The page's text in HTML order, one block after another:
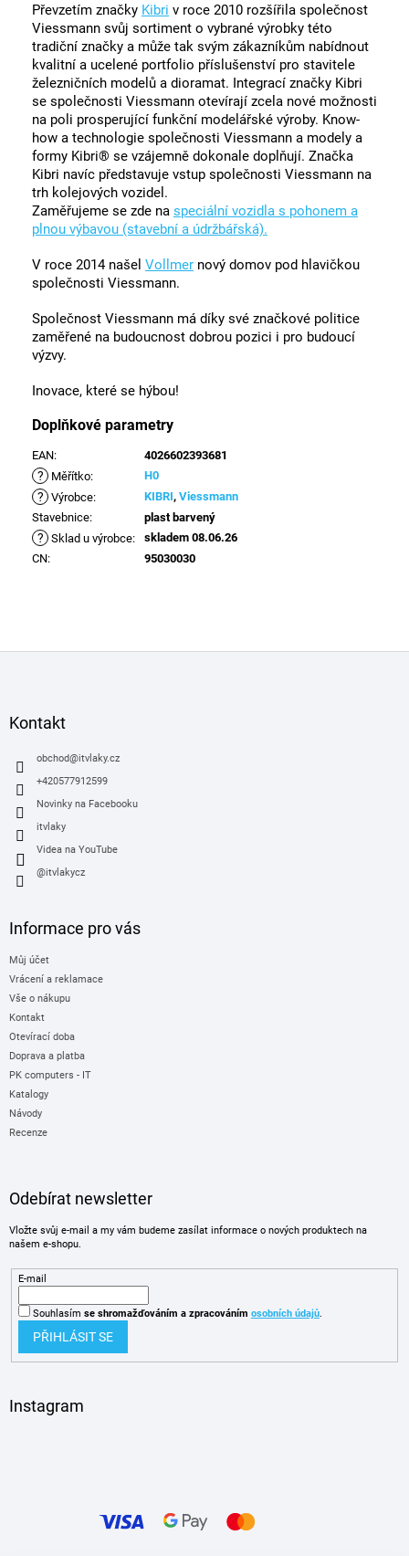
Převzetím značky Kibri v roce 2010 rozšířila společnost
Viessmann svůj sortiment o vybrané výrobky této
tradiční značky a může tak svým zákazníkům nabídnout
kvalitní a ucelené portfolio příslušenství pro stavitele
železničních modelů a dioramat. Integrací značky Kibri
se společnosti Viessmann otevírají zcela nové možnosti
na poli prosperující funkční modelářské výroby. Know-
how a technologie společnosti Viessmann a modely a
formy Kibri® se vzájemně dokonale doplňují. Značka
Kibri navíc představuje vstup společnosti Viessmann na
trh kolejových vozidel.
Zaměřujeme se zde na speciální vozidla s pohonem a
plnou výbavou (stavební a údržbářská).
V roce 2014 našel Vollmer nový domov pod hlavičkou
společnosti Viessmann.
Společnost Viessmann má díky své značkové politice
zaměřené na budoucnost dobrou pozici i pro budoucí
výzvy.
Inovace, které se hýbou!
Doplňkové parametry
EAN: 4026602393681
? Měřítko: H0
? Výrobce: KIBRI, Viessmann
Stavebnice: plast barvený
? Sklad u výrobce:
skladem 08.06.26
CN: 95030030
Kontakt
obchod@itvlaky.cz
+420577912599
Novinky na Facebooku
itvlaky
Videa na YouTube
@itvlakycz
Informace pro vás
Můj účet
Vrácení a reklamace
Vše o nákupu
Kontakt
Otevírací doba
Doprava a platba
PK computers - IT
Katalogy
Návody
Recenze
Odebírat newsletter
Vložte svůj e-mail a my vám budeme zasílat informace o nových produktech na
našem e-shopu.
E-mail
Souhlasím se shromažďováním a zpracováním osobních údajů.
PŘIHLÁSIT SE
Instagram